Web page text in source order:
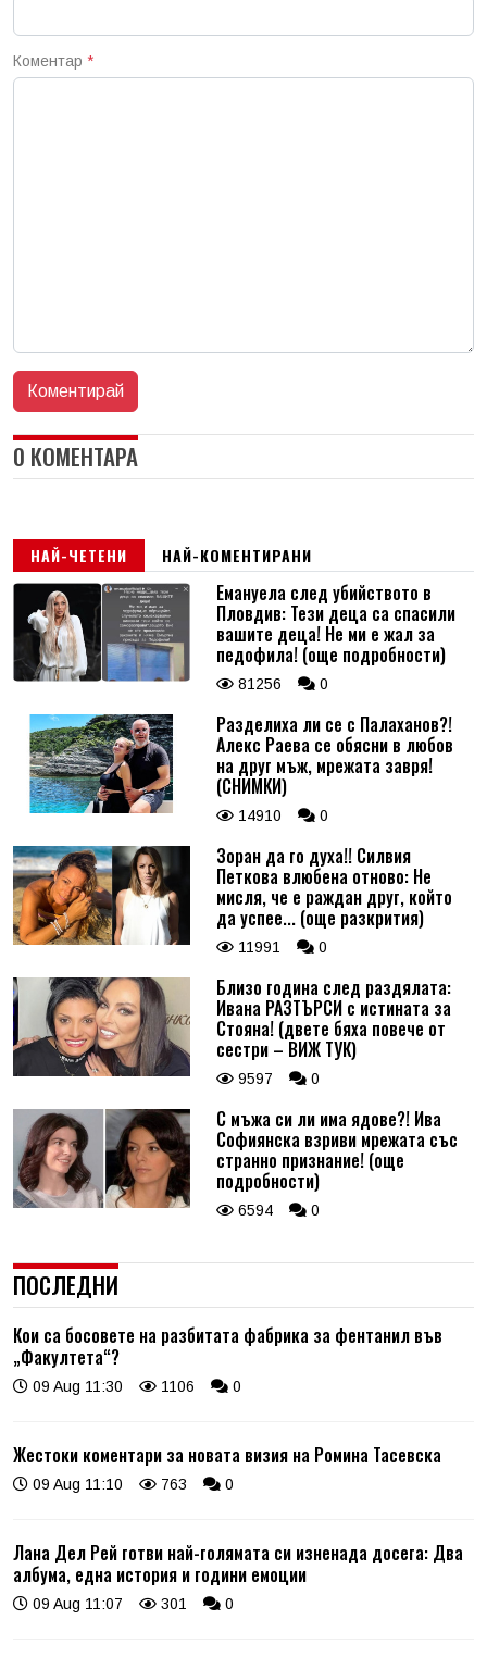
Коментар *
0 КОМЕНТАРА
НАЙ-ЧЕТЕНИ НАЙ-КОМЕНТИРАНИ
Емануела след убийството в
Пловдив: Тези деца са спасили
вашите деца! Не ми е жал за
педофила! (още подробности)
81256 0
Разделиха ли се с Палаханов?!
Алекс Раева се обясни в любов
на друг мъж, мрежата завря!
(СНИМКИ)
14910 0
Зоран да го духа!! Силвия
Петкова влюбена отново: Не
мисля, че е раждан друг, който
да успее... (още разкрития)
11991 0
Близо година след раздялата:
Ивана РАЗТЪРСИ с истината за
Стояна! (двете бяха повече от
сестри – ВИЖ ТУК)
9597 0
С мъжа си ли има ядове?! Ива
Софиянска взриви мрежата със
странно признание! (още
подробности)
6594 0
ПОСЛЕДНИ
Кои са босовете на разбитата фабрика за фентанил във
„Факултета“?
09 Aug 11:30 1106 0
Жестоки коментари за новата визия на Ромина Тасевска
09 Aug 11:10 763 0
Лана Дел Рей готви най-голямата си изненада досега: Два
албума, една история и години емоции
09 Aug 11:07 301 0